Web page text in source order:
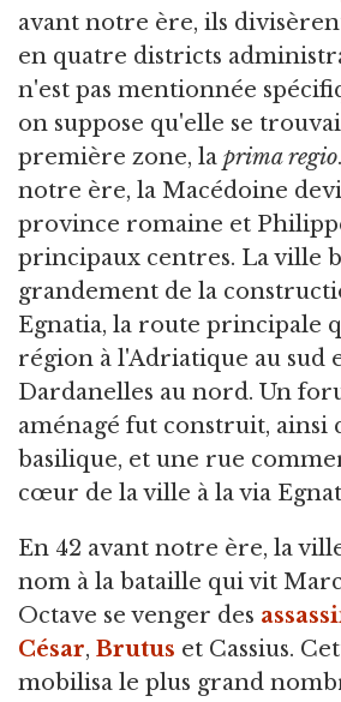
avant notre ère, ils
en quatre districts
n'est pas mentionnée
on suppose qu'elle se
première zone, la prima regio
notre ère, la Macédoine
province romaine et
principaux centres. La ville
grandement de la
Egnatia, la route principale
région à l'Adriatique au sud
Dardanelles au nord. Un
aménagé fut construit, ainsi
basilique, et une rue
cœur de la ville à la via
En 42 avant notre ère, la
nom à la bataille qui vit
Octave se venger des
César, Brutus et Cassius.
mobilisa le plus grand